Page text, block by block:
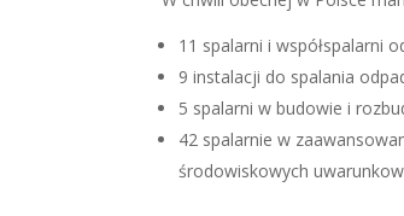
11 spalarni i współspalarni
9 instalacji do spalania
5 spalarni w budowie i
42 spalarnie w
środowiskowych